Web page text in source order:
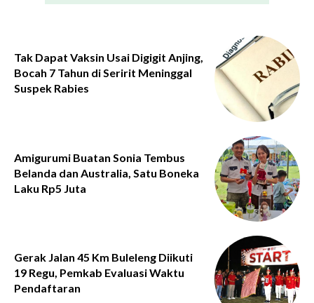
Tak Dapat Vaksin Usai Digigit Anjing,
Bocah 7 Tahun di Seririt Meninggal
Suspek Rabies
Amigurumi Buatan Sonia Tembus
Belanda dan Australia, Satu Boneka
Laku Rp5 Juta
Gerak Jalan 45 Km Buleleng Diikuti
19 Regu, Pemkab Evaluasi Waktu
Pendaftaran